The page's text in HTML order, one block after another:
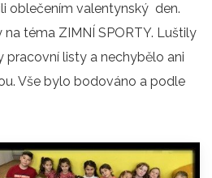
oblečením valentynský den.
téma ZIMNÍ SPORTY. Luštily
pracovní listy a nechybělo ani
Vše bylo bodováno a podle